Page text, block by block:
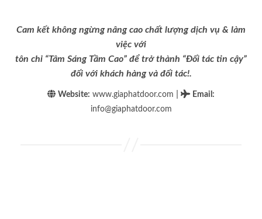
Cam kết không ngừng nâng cao chất lượng dịch vụ & làm
việc với
tôn chỉ “Tâm Sáng Tầm Cao” để trở thành “Đối tác tin cậy”
đối với khách hàng và đối tác!.
Website: www.giaphatdoor.com Email :
info@giaphatdoor.com